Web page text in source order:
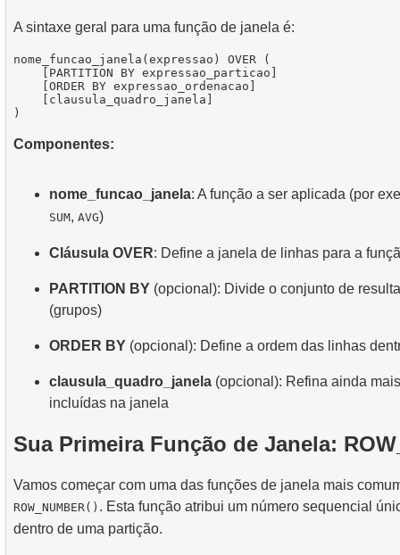
A sintaxe geral para uma função de janela é:
nome_funcao_janela(expressao) OVER (
    [PARTITION BY expressao_particao]
    [ORDER BY expressao_ordenacao]
    [clausula_quadro_janela]
Componentes:
nome_funcao_janela: A função a ser aplicada (por
SUM, AVG)
Cláusula OVER: Define a janela de linhas para a
PARTITION BY (opcional): Divide o conjunto de
(grupos)
ORDER BY (opcional): Define a ordem das linhas
clausula_quadro_janela (opcional): Refina ainda
incluídas na janela
Sua Primeira Função de Janela:
Vamos começar com uma das funções de janela mais
ROW_NUMBER() . Esta função atribui um número sequencial
dentro de uma partição.